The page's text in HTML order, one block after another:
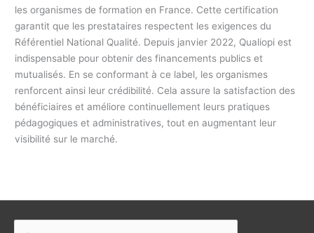
les organismes de formation en France. Cette certification
garantit que les prestataires respectent les exigences du
Référentiel National Qualité. Depuis janvier 2022, Qualiopi est
indispensable pour obtenir des financements publics et
mutualisés. En se conformant à ce label, les organismes
renforcent ainsi leur crédibilité. Cela assure la satisfaction des
bénéficiaires et améliore continuellement leurs pratiques
pédagogiques et administratives, tout en augmentant leur
visibilité sur le marché.